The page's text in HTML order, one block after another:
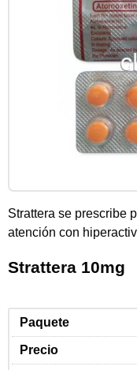
Strattera se prescribe
atención con
Strattera 10mg